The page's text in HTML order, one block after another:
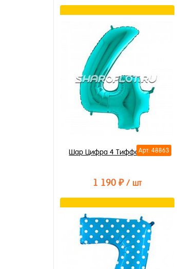
Купить в 1 клик
В избранное
В наличии
Арт: 48863
Шар Цифра 4 Тиффани 85см
1 190 ₽ / шт
Купить в 1 клик